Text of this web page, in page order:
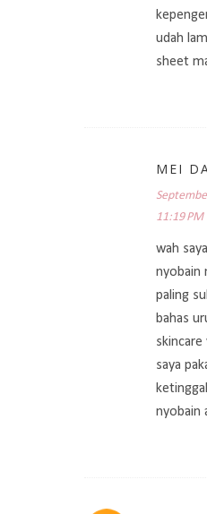
udah
sheet
MEI
11:19 PM
wah
nyobain
paling
bahas
skincare
saya
nyobain